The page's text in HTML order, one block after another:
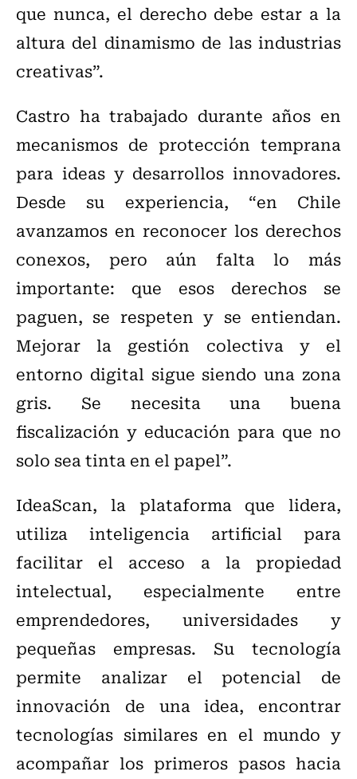
que nunca, el derecho debe estar a la
altura del dinamismo de las industrias
creativas”.
Castro ha trabajado durante años en
mecanismos de protección temprana
para ideas y desarrollos innovadores.
Desde su experiencia, “en Chile
avanzamos en reconocer los derechos
conexos, pero aún falta lo más
importante: que esos derechos se
paguen, se respeten y se entiendan.
Mejorar la gestión colectiva y el
entorno digital sigue siendo una zona
gris. Se necesita una buena
fiscalización y educación para que no
solo sea tinta en el papel”.
IdeaScan, la plataforma que lidera,
utiliza inteligencia artificial para
facilitar el acceso a la propiedad
intelectual, especialmente entre
emprendedores, universidades y
pequeñas empresas. Su tecnología
permite analizar el potencial de
innovación de una idea, encontrar
tecnologías similares en el mundo y
acompañar los primeros pasos hacia